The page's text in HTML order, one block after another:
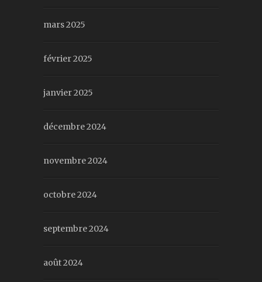
mars 2025
février 2025
janvier 2025
décembre 2024
novembre 2024
octobre 2024
septembre 2024
août 2024